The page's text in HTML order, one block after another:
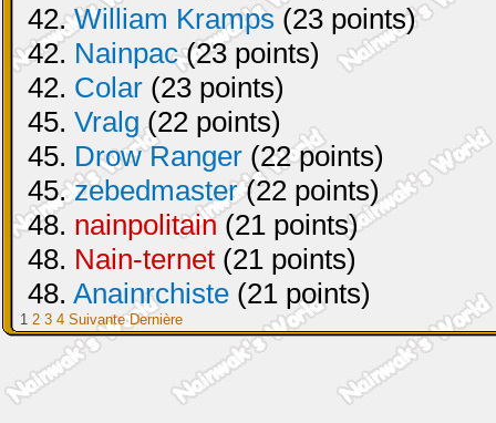
42.William Kramps (23 points)
42. Nainpac(23 points)
42. Colar (23 points)
45. Vralg(22 points)
45. Drow Ranger (22 points)
45.zebedmaster(22 points)
48. nainpolitain(21 points)
48. Nain-ternet (21 points)
48. Anainrchiste (21 points)
1 2 3 4 Suivante Dernière